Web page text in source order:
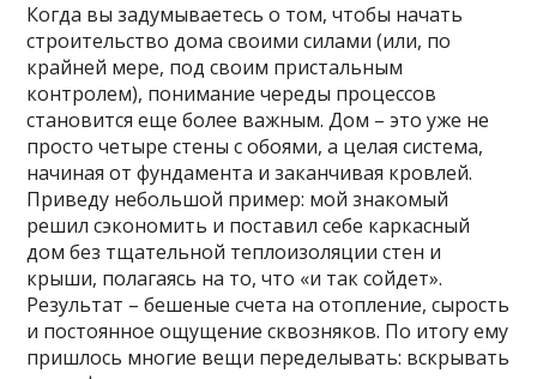
Когда вы задумываетесь о том, чтобы начать
строительство дома своими силами (или, по
крайней мере, под своим пристальным
контролем), понимание череды процессов
становится еще более важным. Дом – это уже не
просто четыре стены с обоями, а целая система,
начиная от фундамента и заканчивая кровлей.
Приведу небольшой пример: мой знакомый
решил сэкономить и поставил себе каркасный
дом без тщательной теплоизоляции стен и
крыши, полагаясь на то, что «и так сойдет».
Результат – бешеные счета на отопление, сырость
и постоянное ощущение сквозняков. По итогу ему
пришлось многие вещи переделывать: вскрывать